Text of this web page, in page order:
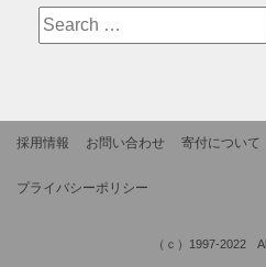
採用情報 お問い合わせ 寄付について
プライバシーポリシー
（ｃ）1997-2022